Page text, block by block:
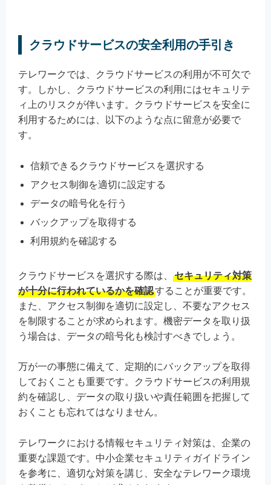
クラウドサービスの安全利用の手引き
テレワークでは、クラウドサービスの利用が不可欠で
す。しかし、クラウドサービスの利用にはセキュリテ
ィ上のリスクが伴います。クラウドサービスを安全に
利用するためには、以下のような点に留意が必要で
す。
信頼できるクラウドサービスを選択する
アクセス制御を適切に設定する
データの暗号化を行う
バックアップを取得する
利用規約を確認する
クラウドサービスを選択する際は、
セキュリティ対策
が十分に行われているかを確認することが重要です。
また、アクセス制御を適切に設定し、不要なアクセス
を制限することが求められます。機密データを取り扱
う場合は、データの暗号化も検討すべきでしょう。
万が一の事態に備えて、定期的にバックアップを取得
しておくことも重要です。クラウドサービスの利用規
約を確認し、データの取り扱いや責任範囲を把握して
おくことも忘れてはなりません。
テレワークにおける情報セキュリティ対策は、企業の
重要な課題です。中小企業セキュリティガイドライン
を参考に、適切な対策を講じ、安全なテレワーク環境